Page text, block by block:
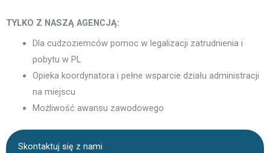
TYLKO Z NASZĄ AGENCJĄ:
Dla cudzoziemców pomoc w legalizacji zatrudnienia i
pobytu w PL
Opieka koordynatora i pełne wsparcie działu administracji
na miejscu
Możliwość awansu zawodowego
Skontaktuj się z nami